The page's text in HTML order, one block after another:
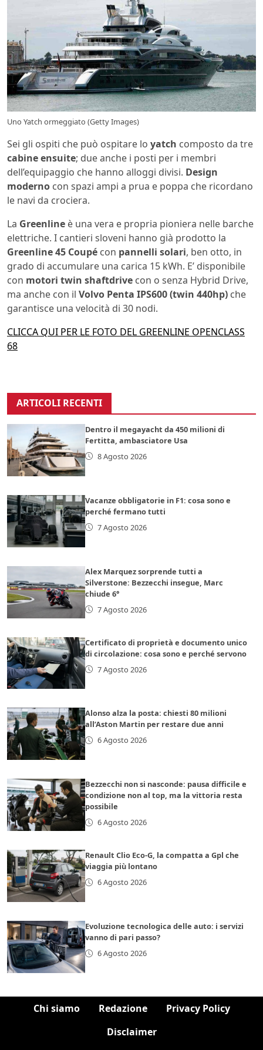
Uno Yatch ormeggiato (Getty Images)
Sei gli ospiti che può ospitare lo yatch composto da tre
cabine ensuite; due anche i posti per i membri
dell’equipaggio che hanno alloggi divisi. Design
moderno con spazi ampi a prua e poppa che ricordano
le navi da crociera.
La Greenline è una vera e propria pioniera nelle barche
elettriche. I cantieri sloveni hanno già prodotto la
Greenline 45 Coupé con pannelli solari, ben otto, in
grado di accumulare una carica 15 kWh. E’ disponibile
con motori twin shaftdrive con o senza Hybrid Drive,
ma anche con il Volvo Penta IPS600 (twin 440hp) che
garantisce una velocità di 30 nodi.
CLICCA QUI PER LE FOTO DEL GREENLINE OPENCLASS
68
ARTICOLI RECENTI
Dentro il megayacht da 450 milioni di
Fertitta, ambasciatore Usa
8 Agosto 2026
Vacanze obbligatorie in F1: cosa sono e
perché fermano tutti
7 Agosto 2026
Alex Marquez sorprende tutti a
Silverstone: Bezzecchi insegue, Marc
chiude 6°
7 Agosto 2026
Certificato di proprietà e documento unico
di circolazione: cosa sono e perché servono
7 Agosto 2026
Alonso alza la posta: chiesti 80 milioni
all’Aston Martin per restare due anni
6 Agosto 2026
Bezzecchi non si nasconde: pausa difficile e
condizione non al top, ma la vittoria resta
possibile
6 Agosto 2026
Renault Clio Eco-G, la compatta a Gpl che
viaggia più lontano
6 Agosto 2026
Evoluzione tecnologica delle auto: i servizi
vanno di pari passo?
6 Agosto 2026
Chi siamo Redazione
Privacy Policy
Disclaimer